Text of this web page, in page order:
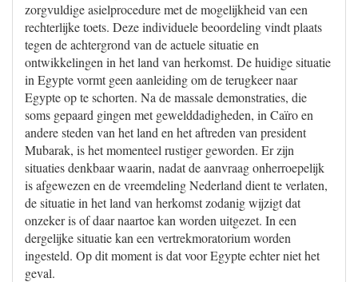
zorgvuldige asielprocedure met de mogelijkheid van een
rechterlijke toets. Deze individuele beoordeling vindt plaats
tegen de achtergrond van de actuele situatie en
ontwikkelingen in het land van herkomst. De huidige situatie
in Egypte vormt geen aanleiding om de terugkeer naar
Egypte op te schorten. Na de massale demonstraties, die
soms gepaard gingen met gewelddadigheden, in Caïro en
andere steden van het land en het aftreden van president
Mubarak, is het momenteel rustiger geworden. Er zijn
situaties denkbaar waarin, nadat de aanvraag onherroepelijk
is afgewezen en de vreemdeling Nederland dient te verlaten,
de situatie in het land van herkomst zodanig wijzigt dat
onzeker is of daar naartoe kan worden uitgezet. In een
dergelijke situatie kan een vertrekmoratorium worden
ingesteld. Op dit moment is dat voor Egypte echter niet het
geval.